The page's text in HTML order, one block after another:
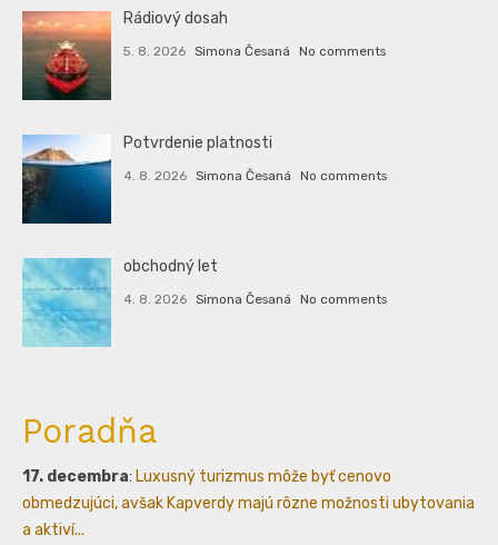
Rádiový dosah
5. 8. 2026 Simona Česaná No comments
Potvrdenie platnosti
4. 8. 2026 Simona Česaná No comments
obchodný let
4. 8. 2026 Simona Česaná No comments
Poradňa
17. decembra: Luxusný turizmus môže byť cenovo
obmedzujúci, avšak Kapverdy majú rôzne možnosti ubytovania
a aktiví...